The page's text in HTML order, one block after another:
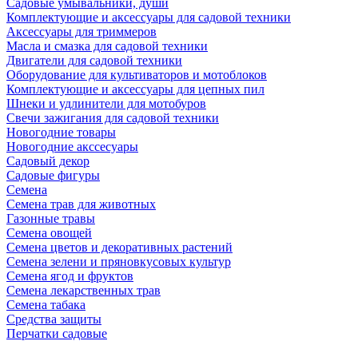
Садовые умывальники, души
Комплектующие и аксессуары для садовой техники
Аксессуары для триммеров
Масла и смазка для садовой техники
Двигатели для садовой техники
Оборудование для культиваторов и мотоблоков
Комплектующие и аксессуары для цепных пил
Шнеки и удлинители для мотобуров
Свечи зажигания для садовой техники
Новогодние товары
Новогодние акссесуары
Садовый декор
Садовые фигуры
Семена
Семена трав для животных
Газонные травы
Семена овощей
Семена цветов и декоративных растений
Семена зелени и пряновкусовых культур
Семена ягод и фруктов
Семена лекарственных трав
Семена табака
Средства защиты
Перчатки садовые